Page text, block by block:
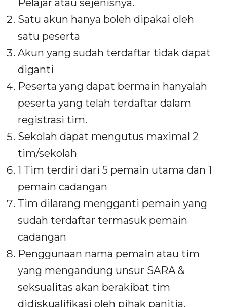
Pelajar atau sejenisnya.
Satu akun hanya boleh dipakai oleh
satu peserta
Akun yang sudah terdaftar tidak dapat
diganti
Peserta yang dapat bermain hanyalah
peserta yang telah terdaftar dalam
registrasi tim.
Sekolah dapat mengutus maximal 2
tim/sekolah
1 Tim terdiri dari 5 pemain utama dan 1
pemain cadangan
Tim dilarang mengganti pemain yang
sudah terdaftar termasuk pemain
cadangan
Penggunaan nama pemain atau tim
yang mengandung unsur SARA &
seksualitas akan berakibat tim
didiskualifikasi oleh pihak panitia.